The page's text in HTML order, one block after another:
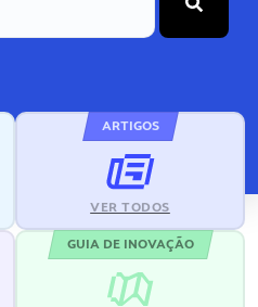
ARTIGOS
VER TODOS
GUIA DE INOVAÇÃO